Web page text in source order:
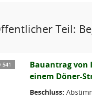
Teil:
541
Bauantrag von
einem Döner-
Beschluss: